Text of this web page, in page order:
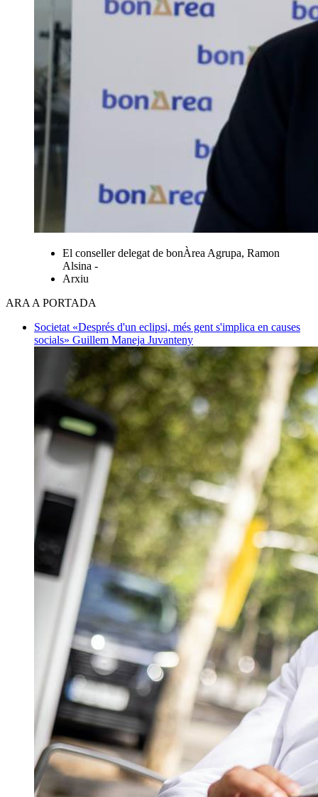
El conseller delegat de bonÀrea Agrupa, Ramon
Alsina -
Arxiu
ARA A PORTADA
Societat «Després d'un eclipsi, més gent s'implica en causes
socials» Guillem Maneja Juvanteny